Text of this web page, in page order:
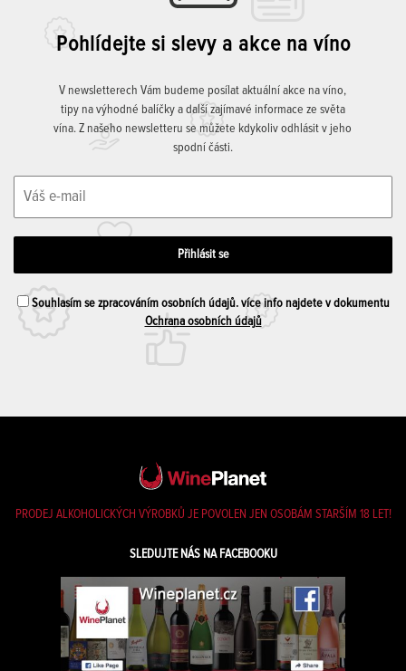
Pohlídejte si slevy a akce na víno
V newsletterech Vám budeme posílat aktuální akce na víno,
tipy na výhodné balíčky a další zajímavé informace ze světa
vína. Z našeho newsletteru se můžete kdykoliv odhlásit v jeho
spodní části.
Souhlasím se zpracováním osobních údajů. více info najdete v dokumentu
Ochrana osobních údajů
PRODEJ ALKOHOLICKÝCH VÝROBKŮ JE POVOLEN JEN OSOBÁM STARŠÍM 18 LET!
SLEDUJTE NÁS NA FACEBOOKU